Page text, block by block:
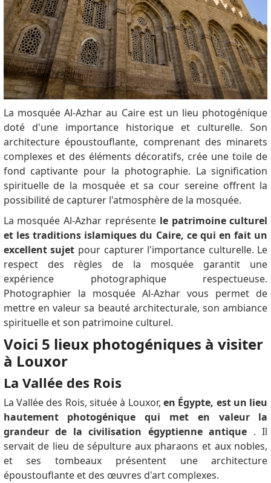
La mosquée Al-Azhar au Caire est un lieu photogénique
doté d'une importance historique et culturelle.Son
architecture époustouflante, comprenant des minarets
complexes et des éléments décoratifs, crée une toile de
fond captivante pour la photographie. La signification
spirituelle de la mosquée et sa cour sereine offrent la
possibilité de capturer l'atmosphère de la mosquée.
La mosquée Al-Azhar représente le patrimoine culturel
et les traditions islamiques du Caire, ce qui en fait un
excellent sujet pour capturer l'importance culturelle. Le
respect des règles de la mosquée garantit une
expérience photographique respectueuse.
Photographier la mosquée Al-Azhar vous permet de
mettre en valeur sa beauté architecturale, son ambiance
spirituelle et son patrimoine culturel.
Voici 5 lieux photogéniques à visiter
à Louxor
La Vallée des Rois
La Vallée des Rois, située à Louxor, en Égypte, est un lieu
hautement photogénique qui met en valeur la
grandeur de la civilisation égyptienne antique .Il
servait de lieu de sépulture aux pharaons et aux nobles,
et ses tombeaux présentent une architecture
époustouflante et des œuvres d'art complexes.